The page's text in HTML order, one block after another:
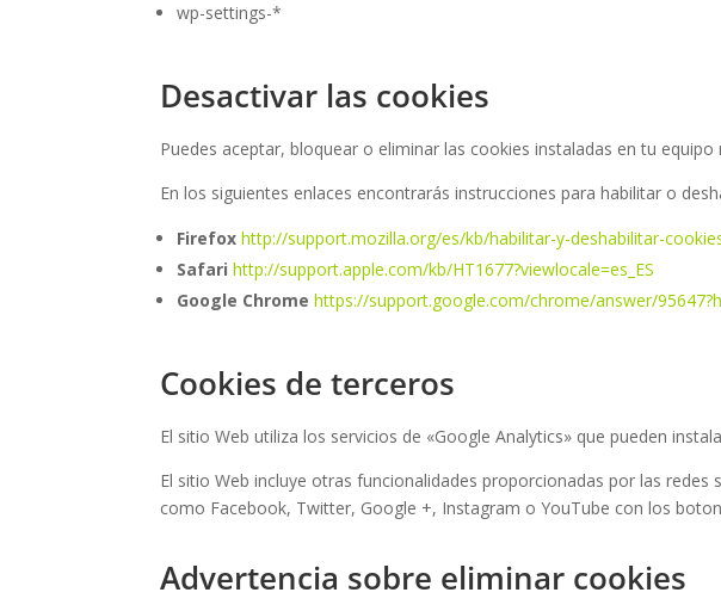
wp-settings-*
Desactivar las cookies
Puedes aceptar, bloquear o eliminar las cookies instaladas en tu
En los siguientes enlaces encontrarás instrucciones para habilitar o
Firefox http://support.mozilla.org/es/kb/habilitar-y-deshabilitar-
Safari http://support.apple.com/kb/HT1677?viewlocale=es_ES
Google Chrome https://support.google.com/chrome/answer/
Cookies de terceros
El sitio Web utiliza los servicios de «Google Analytics» que pueden
El sitio Web incluye otras funcionalidades proporcionadas por las
como Facebook, Twitter, Google +, Instagram o YouTube con los
Advertencia sobre eliminar cookies